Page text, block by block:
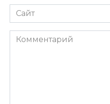
Сайт
Комментарий